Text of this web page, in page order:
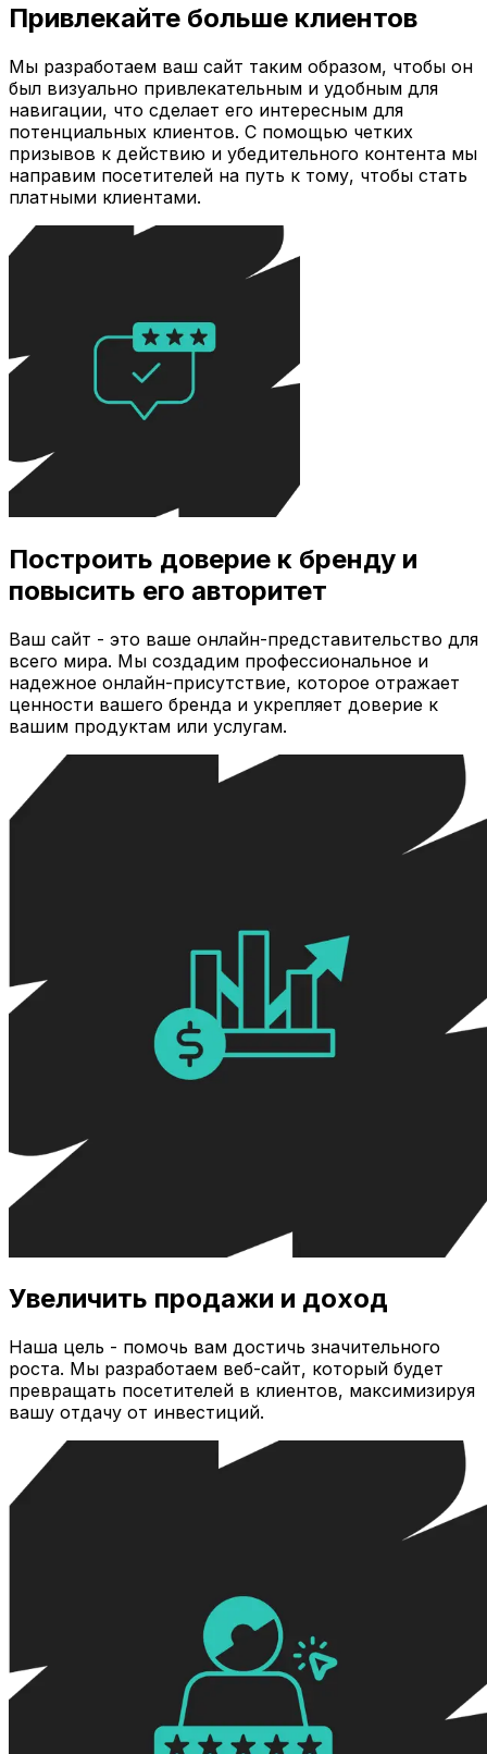
Привлекайте больше клиентов
Мы разработаем ваш сайт таким образом, чтобы он
был визуально привлекательным и удобным для
навигации, что сделает его интересным для
потенциальных клиентов. С помощью четких
призывов к действию и убедительного контента мы
направим посетителей на путь к тому, чтобы стать
платными клиентами.
Построить доверие к бренду и
повысить его авторитет
Ваш сайт - это ваше онлайн-представительство для
всего мира. Мы создадим профессиональное и
надежное онлайн-присутствие, которое отражает
ценности вашего бренда и укрепляет доверие к
вашим продуктам или услугам.
Увеличить продажи и доход
Наша цель - помочь вам достичь значительного
роста. Мы разработаем веб-сайт, который будет
превращать посетителей в клиентов, максимизируя
вашу отдачу от инвестиций.